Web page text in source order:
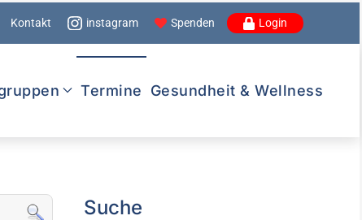
Kontakt instagram Spenden Login
Termine Gesundheit & Wellness
Suche